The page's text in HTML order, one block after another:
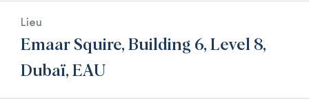
Lieu
Emaar Squire, Building 6, Level 8,
Dubaï, EAU